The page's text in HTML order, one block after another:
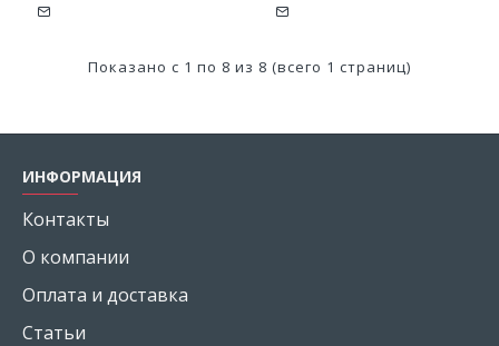
Показано с 1 по 8 из 8 (всего 1 страниц)
ИНФОРМАЦИЯ
Контакты
О компании
Оплата и доставка
Статьи